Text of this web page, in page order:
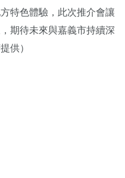
特色體驗，此次推介會讓
期待未來與嘉義市持續深
供）